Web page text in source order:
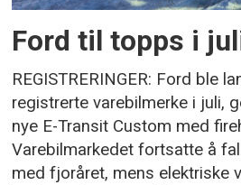
Ford til topps i
REGISTRERINGER: Ford ble
registrerte varebilmerke i juli,
nye E-Transit Custom med
Varebilmarkedet fortsatte å
med fjoråret, mens elektriske